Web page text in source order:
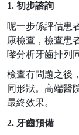
1. 初步諮詢
呢一步係評估患
康檢查，檢查患
嚟分析牙齒排列
檢查冇問題之後
同形狀。高端醫
最終效果。
2. 牙齒預備